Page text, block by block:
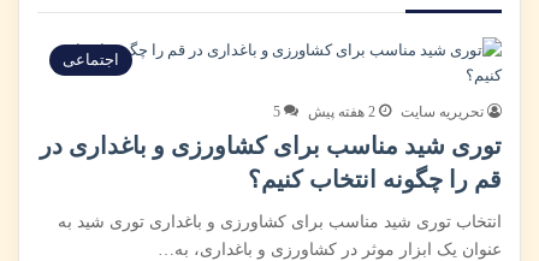
اجتماعی
تحریریه سایت 2 هفته پیش 5
توری شید مناسب برای کشاورزی و باغداری در
قم را چگونه انتخاب کنیم؟
انتخاب توری شید مناسب برای کشاورزی و باغداری توری شید به
عنوان یک ابزار موثر در کشاورزی و باغداری، به…